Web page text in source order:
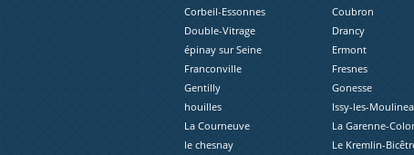
Corbeil-Essonnes
Coubron
Double-Vitrage
Drancy
épinay sur Seine
Ermont
Franconville
Fresnes
Gentilly
Gonesse
houilles
Issy-les-
La Courneuve
La Garenne-
le chesnay
Le Kremlin-